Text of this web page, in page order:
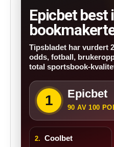
Epicbet best
Tipsbladet har vurdert
odds, fotball,
total sportsbook-
1 Epicbet
90 AV 100
2. Coolbet